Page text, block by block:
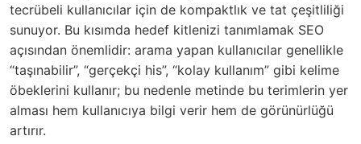
tecrübeli kullanıcılar için de kompaktlık ve tat çeşitliliği
sunuyor. Bu kısımda hedef kitlenizi tanımlamak SEO
açısından önemlidir: arama yapan kullanıcılar genellikle
“taşınabilir”, “gerçekçi his”, “kolay kullanım” gibi kelime
öbeklerini kullanır; bu nedenle metinde bu terimlerin yer
alması hem kullanıcıya bilgi verir hem de görünürlüğü
artırır.